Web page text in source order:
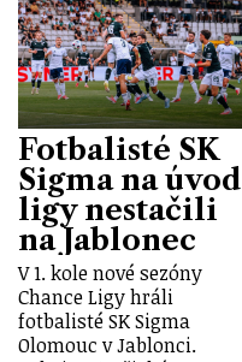
Fotbalisté SK
Sigma na úvod
ligy nestačili
na Jablonec
V 1. kole nové sezóny
Chance Ligy hráli
fotbalisté SK Sigma
Olomouc v Jablonci.